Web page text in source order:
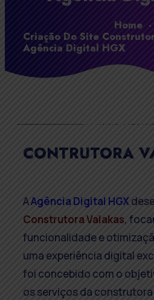
Home -
Criação Do Site
Agência Digital HGX
CONTRUTORA
AAgência Digital HGX
Construtora Valakas,
funcionalidade e
uma experiência digital
foi concebido com o
os serviços da